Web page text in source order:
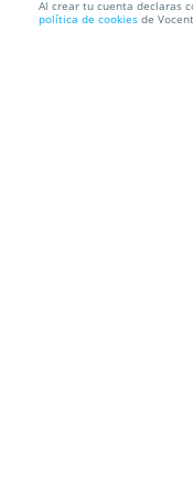
Entrada general
Al crear tu cuenta declaras
política de cookies de